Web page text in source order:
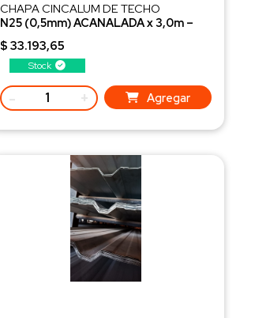
Stock
CHAPA CINCALUM DE TECHO
N25 (0,5mm) ACANALADA x 3,0m –
Seleccionada 2DA
$ 33.193,65
- + Agregar